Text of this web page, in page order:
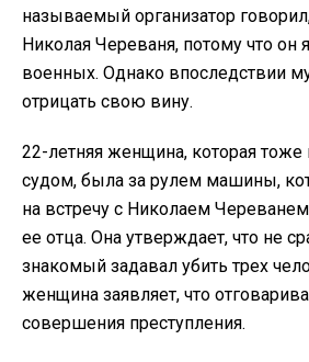
называемый организатор говорил,
Николая Череваня, потому что
военных. Однако впоследствии
отрицать свою вину.
22-летняя женщина, которая тоже
судом, была за рулем машины,
на встречу с Николаем
ее отца. Она утверждает, что не
знакомый задавал убить трех
женщина заявляет, что
совершения преступления.